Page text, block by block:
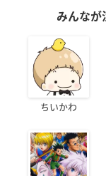
みんなが
ちいかわ